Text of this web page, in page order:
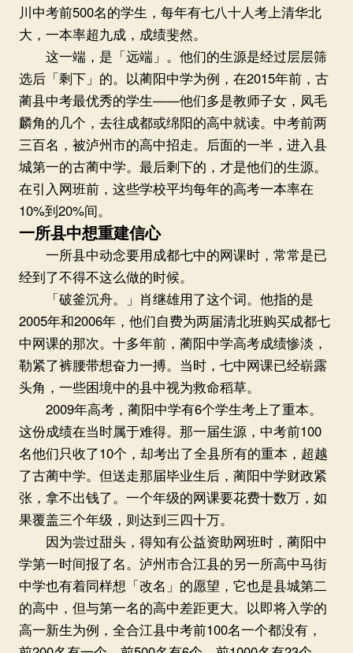
川中考前500名的学生，每年有七八十人考上清华北
大，一本率超九成，成绩斐然。
这一端，是「远端」。他们的生源是经过层层筛
选后「剩下」的。以蔺阳中学为例，在2015年前，古
蔺县中考最优秀的学生——他们多是教师子女，凤毛
麟角的几个，去往成都或绵阳的高中就读。中考前两
三百名，被泸州市的高中招走。后面的一半，进入县
城第一的古蔺中学。最后剩下的，才是他们的生源。
在引入网班前，这些学校平均每年的高考一本率在
10%到20%间。
一所县中想重建信心
一所县中动念要用成都七中的网课时，常常是已
经到了不得不这么做的时候。
「破釜沉舟。」肖继雄用了这个词。他指的是
2005年和2006年，他们自费为两届清北班购买成都七
中网课的那次。十多年前，蔺阳中学高考成绩惨淡，
勒紧了裤腰带想奋力一搏。当时，七中网课已经崭露
头角，一些困境中的县中视为救命稻草。
2009年高考，蔺阳中学有6个学生考上了重本。
这份成绩在当时属于难得。那一届生源，中考前100
名他们只收了10个，却考出了全县所有的重本，超越
了古蔺中学。但送走那届毕业生后，蔺阳中学财政紧
张，拿不出钱了。一个年级的网课要花费十数万，如
果覆盖三个年级，则达到三四十万。
因为尝过甜头，得知有公益资助网班时，蔺阳中
学第一时间报了名。泸州市合江县的另一所高中马街
中学也有着同样想「改名」的愿望，它也是县城第二
的高中，但与第一名的高中差距更大。以即将入学的
高一新生为例，全合江县中考前100名一个都没有，